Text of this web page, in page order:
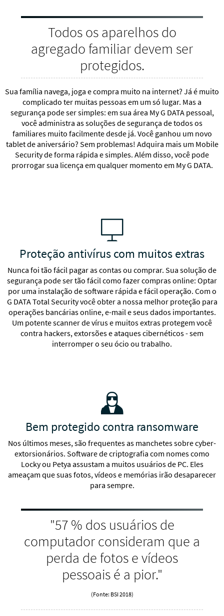
phishing
Encontre o aparelho imediatamente graças à localização
Controle de aplicativos e proteção com senha
macOS
Proteção em tempo real sem perda de desempenho
Quarentena de arquivos suspeitos
Proteção contra malware para Mac e Windows
iOS
Navegador integrado com proteção ao navegar e contra
Fique de olho na navegação na internet de seus filhos
Scanner de códigos QR seguro
Windows
maliciosos
Anti-spam e anti-phishing
Todos os aparelhos do
agregado familiar devem ser
protegidos.
Sua família navega, joga e compra muito na internet? Já é muito
complicado ter muitas pessoas em um só lugar. Mas a
segurança pode ser simples: em sua área My G DATA pessoal,
você administra as soluções de segurança de todos os
familiares muito facilmente desde já. Você ganhou um novo
tablet de aniversário? Sem problemas! Adquira mais um Mobile
Security de forma rápida e simples. Além disso, você pode
prorrogar sua licença em qualquer momento em My G DATA.
Proteção antivírus com muitos extras
Nunca foi tão fácil pagar as contas ou comprar. Sua solução de
segurança pode ser tão fácil como fazer compras online: Optar
por uma instalação de software rápida e fácil operação. Com o
G DATA Total Security você obter a nossa melhor proteção para
operações bancárias online, e-mail e seus dados importantes.
Um potente scanner de vírus e muitos extras protegem você
contra hackers, extorsões e ataques cibernéticos - sem
interromper o seu ócio ou trabalho.
Bem protegido contra ransomware
Nos últimos meses, são frequentes as manchetes sobre cyber-
extorsionários. Software de criptografia com nomes como
Locky ou Petya assustam a muitos usuários de PC. Eles
ameaçam que suas fotos, vídeos e memórias irão desaparecer
para sempre.
"66% dos usuários de
computador consideram que a
perda de fotos e vídeos
pessoais é a pior."
(Fonte: BSI 2018)